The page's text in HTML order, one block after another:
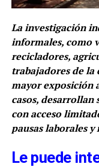
La investigación
informales, como
recicladores,
trabajadores de
mayor exposición
casos, desarrollan
con acceso
pausas laborales
Le puede